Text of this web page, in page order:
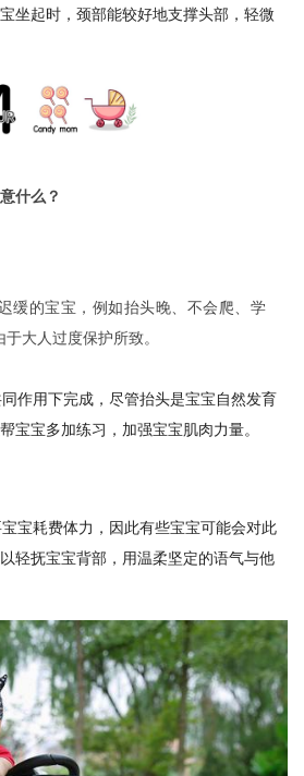
坐起时，颈部能较好地支撑头部，轻微
什么？
缓的宝宝，例如抬头晚、不会爬、学
大人过度保护所致。
作用下完成，尽管抬头是宝宝自然发育
宝宝多加练习，加强宝宝肌肉力量。
宝耗费体力，因此有些宝宝可能会对此
轻抚宝宝背部，用温柔坚定的语气与他